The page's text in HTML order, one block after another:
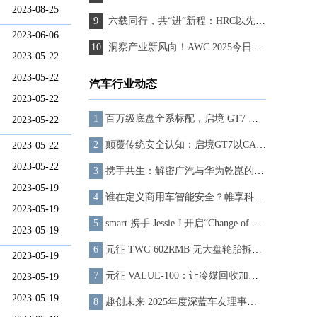
2023-08-25
2023-06-06
2023-05-22
2023-05-22
2023-05-22
2023-05-22
2023-05-22
2023-05-22
2023-05-19
2023-05-19
2023-05-19
2023-05-19
2023-05-19
2023-05-19
六载同行，共“进”新程：HRC以先进复合材料科技勾勒未来出行新图景
洞察产业新风向！AWC 2025今日开幕，把脉智能网联汽车未来走向
汽车行业动态
百万级底盘全系标配，启境 GT7 把驾控门槛打下来了
颠覆传统安全认知：启境GT7以CAS 5.0锻造新能源时代出行信心基石
携手共生：解密广汽与华为乾崑的“跨界融合”，启境GT7如何从规划图走向科技实体
谁在定义商用车智能安全？帷享科技 20 年技术答卷揭晓
smart 携手 Jessie J 开启“Change of Perspectives”全球品牌战役
元征 TWC-602RMB 无大盘轮胎拆装机：重塑汽修作业的专业标杆
元征 VALUE-100：让冷媒回收加注，高效又省心
趣创未来 2025年度深蓝车友理事大会 开启用户运营新篇章